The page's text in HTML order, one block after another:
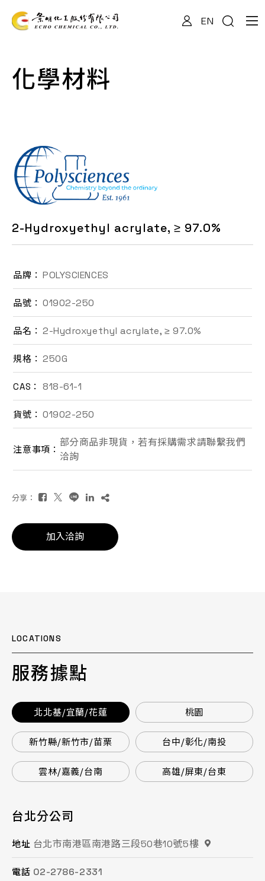
EN
化學材料
2-Hydroxyethyl acrylate, ≥ 97.0%
品牌： POLYSCIENCES
品號： 01902-250
品名： 2-Hydroxyethyl acrylate, ≥ 97.0%
規格： 250G
CAS： 818-61-1
貨號： 01902-250
注意事項：
部分商品非現貨，若有採購需求請聯繫我們
洽詢
分享：
加入洽詢
LOCATIONS
服務據點
北北基/宜蘭/花蓮 桃園
新竹縣/新竹市/苗栗 台中/彰化/南投
雲林/嘉義/台南 高雄/屏東/台東
台北分公司
地址 台北市南港區南港路三段50巷10號5樓
電話 02-2786-2331
桃園分公司
地址 桃園市平鎮區復興街62號2樓
電話 03-494-6939
總公司 / 竹苗分公司
地址 苗栗縣頭份市工業路16號
電話 037-621-088
台中分公司
地址 台中市南屯區文心路一段218號15F之2
電話 04-2472-8859
台南分公司
地址 台南市永康區鹽洲一街63巷33號
電話 06-243-6589
高雄分公司
地址 高雄市鳳山區鳳頂路479號
電話 07-753-9988
關於我們
產品資訊
最新消息
檔案下載
聯絡我們
EN
詢價車